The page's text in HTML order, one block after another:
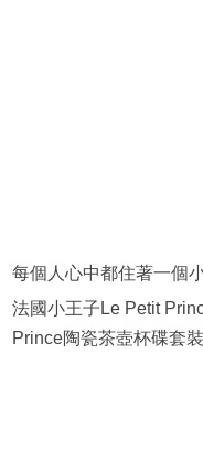
每個人心中都住著一個小
法國小王子Le Petit
Prince陶瓷茶壺杯碟套